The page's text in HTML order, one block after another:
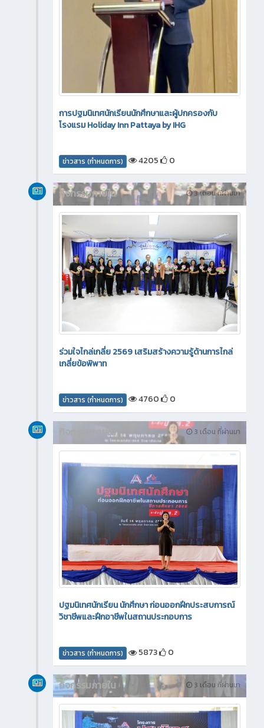
การปฐมนิเทศนักเรียนนักศึกษาและผู้ปกครองกับ
โรงแรม Holiday Inn Pattaya by IHG
ข่าวสาร (กำหนดการ) 4205 0
3 เดือน ที่ผ่านมา
กิจกรรมภายใน
ร่วมใจไกล่เกลี่ย 2569 เสริมสร้างความรู้ด้านการไกล่
เกลี่ยข้อพิพาท
ข่าวสาร (กำหนดการ) 4760 0
3 เดือน ที่ผ่านมา
กิจกรรมภายใน
ปฐมนิเทศนักเรียน นักศึกษา ก่อนออกฝึกประสบการณ์
วิชาชีพและฝึกอาชีพในสถานประกอบการ
ข่าวสาร (กำหนดการ) 5873 0
3 เดือน ที่ผ่านมา
กิจกรรมภายใน